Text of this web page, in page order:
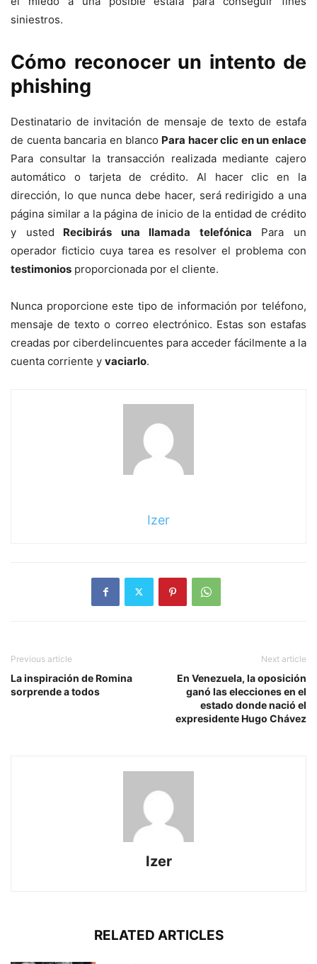
siniestros.
Cómo reconocer un intento de
phishing
Destinatario de invitación de mensaje de texto de estafa
de cuenta bancaria en blanco Para hacer clic en un enlace
Para consultar la transacción realizada mediante cajero
automático o tarjeta de crédito. Al hacer clic en la
dirección, lo que nunca debe hacer, será redirigido a una
página similar a la página de inicio de la entidad de crédito
y usted Recibirás una llamada telefónica Para un
operador ficticio cuya tarea es resolver el problema con
testimonios proporcionada por el cliente.
Nunca proporcione este tipo de información por teléfono,
mensaje de texto o correo electrónico. Estas son estafas
creadas por ciberdelincuentes para acceder fácilmente a la
cuenta corriente y vaciarlo.
Izer
Previous article
La inspiración de Romina
sorprende a todos
Next article
En Venezuela, la oposición
ganó las elecciones en el
estado donde nació el
expresidente Hugo Chávez
Izer
RELATED ARTICLES